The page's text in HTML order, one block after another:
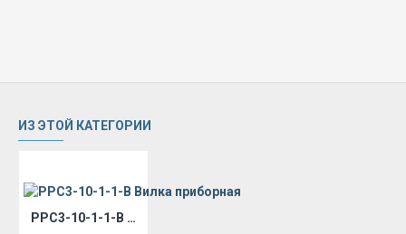
ИЗ ЭТОЙ КАТЕГОРИИ
РРС3-10-1-1-В Вилка приборная